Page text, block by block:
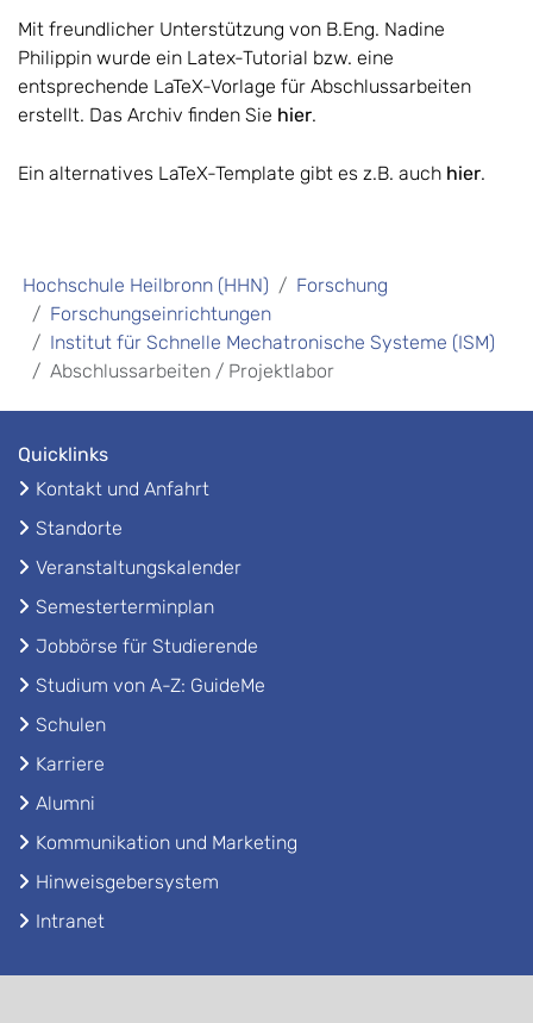
Mit freundlicher Unterstützung von B.Eng. Nadine
Philippin wurde ein Latex-Tutorial bzw. eine
entsprechende LaTeX-Vorlage für Abschlussarbeiten
erstellt. Das Archiv finden Sie hier.
Ein alternatives LaTeX-Template gibt es z.B. auch hier.
Hochschule Heilbronn (HHN)
Forschung
Forschungseinrichtungen
Institut für Schnelle Mechatronische Systeme (ISM)
Abschlussarbeiten / Projektlabor
Quicklinks
Kontakt und Anfahrt
Standorte
Veranstaltungskalender
Semesterterminplan
Jobbörse für Studierende
Studium von A-Z: GuideMe
Schulen
Karriere
Alumni
Kommunikation und Marketing
Hinweisgebersystem
Intranet